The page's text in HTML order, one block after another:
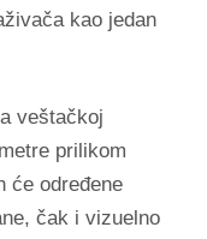
kao jedan
veštačkoj
prilikom
će određene
čak i vizuelno